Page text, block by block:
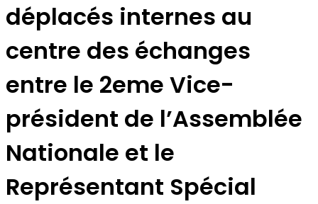
déplacés internes au
centre des échanges
entre le 2eme Vice-
président de l’Assemblée
Nationale et le
Représentant Spécial